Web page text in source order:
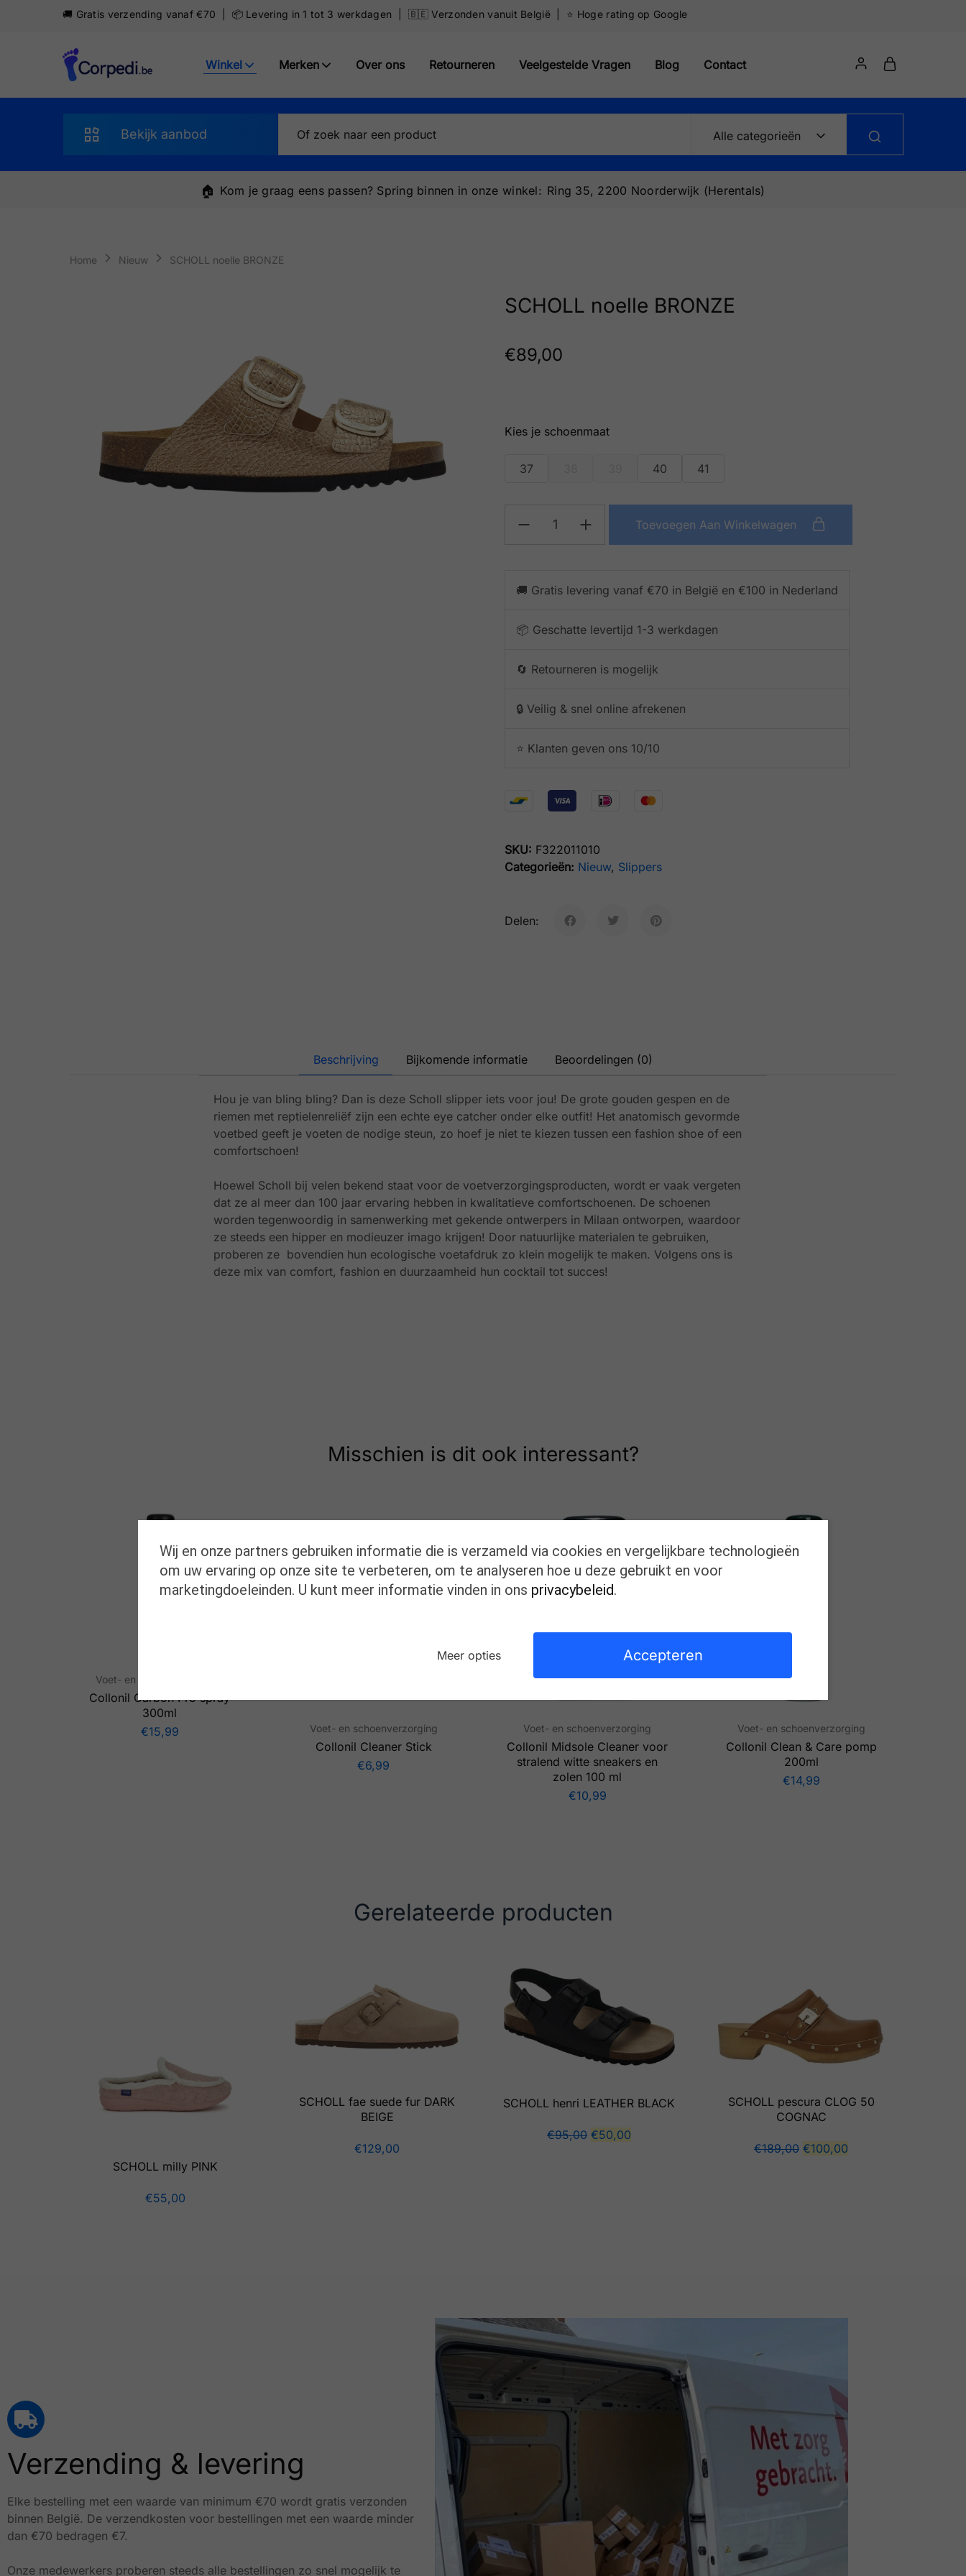
🚚 Gratis verzending vanaf €70 | 📦 Levering in 1 tot 3 werkdagen | 🇧🇪 Verzonden vanuit België | ⭐️ Hoge rating op Google
Corpedi Winkel Merken Over ons Retourneren Veelgestelde Vragen Blog Contact
Bekijk aanbod
Voet- en schoenverzorging
Outlet
Cadeaubon
Alle categorieën
🏠 Kom je graag eens passen? Spring binnen in onze winkel: Ring 35, 2200 Noorderwijk (Herentals)
Home Nieuw SCHOLL noelle BRONZE
SCHOLL noelle BRONZE
€89,00
schoenmaat
37 40 41
Toevoegen Aan Winkelwagen
🚚 Gratis levering vanaf €70 in België en €100 in Nederland
📦 Geschatte levertijd 1-3 werkdagen
🔄 Retourneren is mogelijk
🔒 Veilig & snel online afrekenen
⭐️ Klanten geven ons 10/10
SKU: F322011010
Categorieën: Nieuw, Slippers
Delen:
Beschrijving Bijkomende informatie Beoordelingen (0)
Hou je van bling bling? Dan is deze Scholl slipper iets voor jou! De grote gouden gespen en de
riemen met reptielenreliëf zijn een echte eye catcher onder elke outfit! Het anatomisch gevormde
voetbed geeft je voeten de nodige steun, zo hoef je niet te kiezen tussen een fashion shoe of een
comfortschoen!
Hoewel Scholl bij velen bekend staat voor de voetverzorgingsproducten, wordt er vaak vergeten
dat ze al meer dan 100 jaar ervaring hebben in kwalitatieve comfortschoenen. De schoenen
worden tegenwoordig in samenwerking met gekende ontwerpers in Milaan ontworpen, waardoor
ze steeds een hipper en modieuzer imago krijgen! Door natuurlijke materialen te gebruiken,
proberen ze bovendien hun ecologische voetafdruk zo klein mogelijk te maken. Volgens ons is
deze mix van comfort, fashion en duurzaamheid hun cocktail tot succes!
Misschien is dit ook interessant?
Voet- en schoenverzorging
Collonil Carbon Pro spray
300ml
€15,99 Voet- en schoenverzorging
Collonil Cleaner Stick
€6,99
Voet- en schoenverzorging
Collonil Midsole Cleaner voor
stralend witte sneakers en
zolen 100 ml
€10,99
Voet- en schoenverzorging
Collonil Clean & Care pomp
200ml
€14,99
Gerelateerde producten
SCHOLL milly PINK
€55,00
SCHOLL fae suede fur DARK
BEIGE
€129,00
SCHOLL henri LEATHER BLACK
€95,00 €50,00
SCHOLL pescura CLOG 50
COGNAC
€189,00 €100,00
Verzending & levering
Elke bestelling met een waarde van minimum €70 wordt gratis verzonden
binnen België. De verzendkosten voor bestellingen met een waarde minder
dan €70 bedragen €7.
Onze medewerkers proberen steeds alle bestellingen zo snel mogelijk te
Wij en onze partners gebruiken informatie die is verzameld via cookies en vergelijkbare technologieën
om uw ervaring op onze site te verbeteren, om te analyseren hoe u deze gebruikt en voor
marketingdoeleinden. U kunt meer informatie vinden in ons privacybeleid.
Meer opties Accepteren